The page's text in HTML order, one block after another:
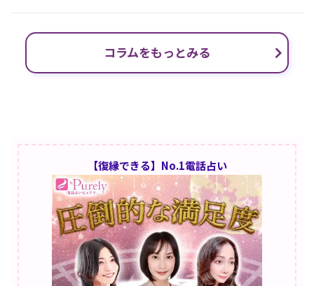
コラムをもっとみる
【復縁できる】No.1電話占い